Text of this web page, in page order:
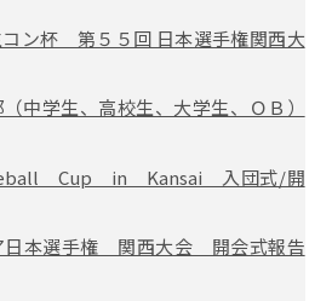
ン杯 第５５回 日本選手権関西大
中学生、高校生、大学生、ＯＢ）
Cup in Kansai 入団式/開
本選手権 関西大会 開会式報告